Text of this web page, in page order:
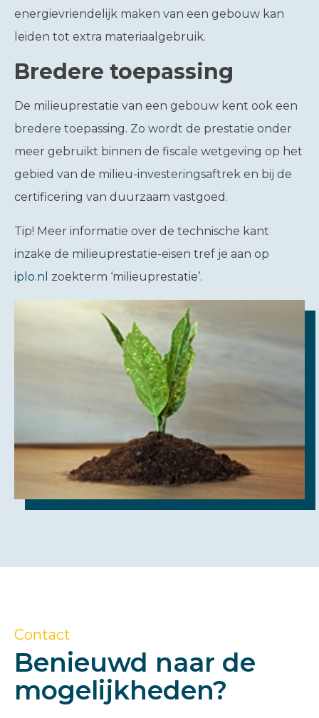
energievriendelijk maken van een gebouw kan
leiden tot extra materiaalgebruik.
Bredere toepassing
De milieuprestatie van een gebouw kent ook een
bredere toepassing. Zo wordt de prestatie onder
meer gebruikt binnen de fiscale wetgeving op het
gebied van de milieu-investeringsaftrek en bij de
certificering van duurzaam vastgoed.
Tip! Meer informatie over de technische kant
inzake de milieuprestatie-eisen tref je aan op
iplo.nl zoekterm ‘milieuprestatie’.
Contact
Benieuwd naar de
mogelijkheden?